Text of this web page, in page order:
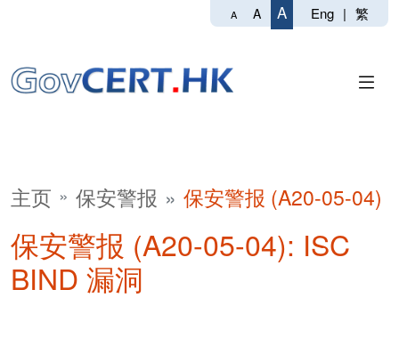
A A A Eng | 繁
主页 保安警报 保安警报 (A20-05-04)
保安警报 (A20-05-04): ISC
BIND 漏洞